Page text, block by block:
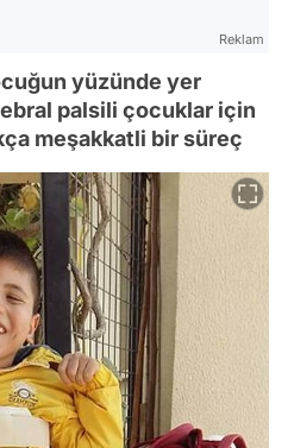
Reklam
yüzünde yer
palsili çocuklar için
meşakkatli bir süreç